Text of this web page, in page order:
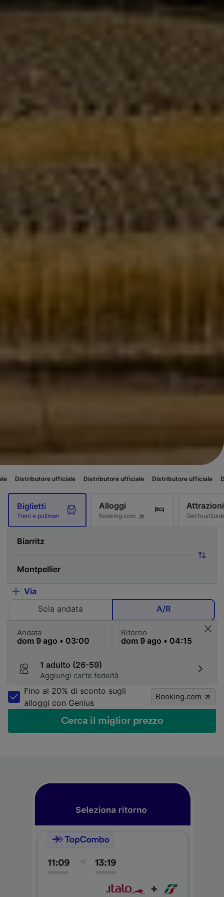
ufficiale Distributore ufficiale Distributore ufficiale Distributore
Biglietti
Treni e pullman
Alloggi
Booking.com
Attrazioni
Via
Sola andata
A/R
Andata Ritorno
1 adulto (26-59)
Aggiungi carte fedeltà
Fino al 20% di sconto sugli
alloggi con Genius
Booking.com
Cerca il miglior prezzo